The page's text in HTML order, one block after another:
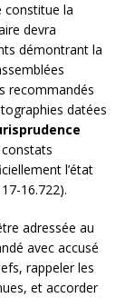
constitue la
devra
démontrant la
recommandés
datées
l’état
16.722).
adressée au
avec accusé
rappeler les
et accorder